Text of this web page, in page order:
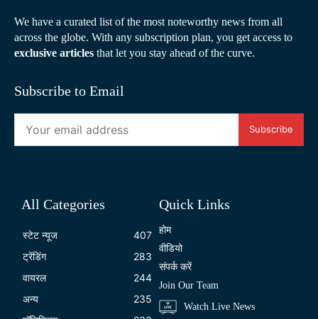
We have a curated list of the most noteworthy news from all
across the globe. With any subscription plan, you get access to
exclusive articles that let you stay ahead of the curve.
Subscribe to Email
Subscribe
All Categories
स्टेट न्यूज
407
ट्रेंडिंग
283
वायरल
244
अन्य
235
Quick Links
होम
वीडियो
संपर्क करें
Join Our Team
Watch Live News